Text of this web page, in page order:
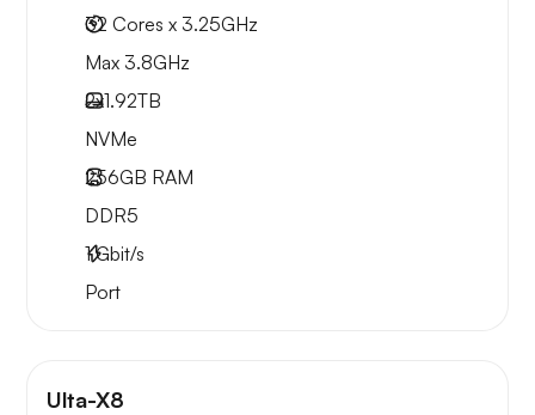
32 Cores x 3.25GHz
Max 3.8GHz
2x1.92TB
NVMe
256GB RAM
DDR5
1Gbit/s
Port
Ulta-X8